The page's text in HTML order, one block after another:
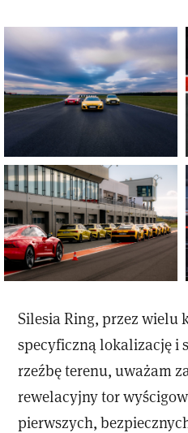
Silesia Ring, przez wielu
specyficzną lokalizację i
rzeźbę terenu, uważam
rewelacyjny tor
pierwszych,